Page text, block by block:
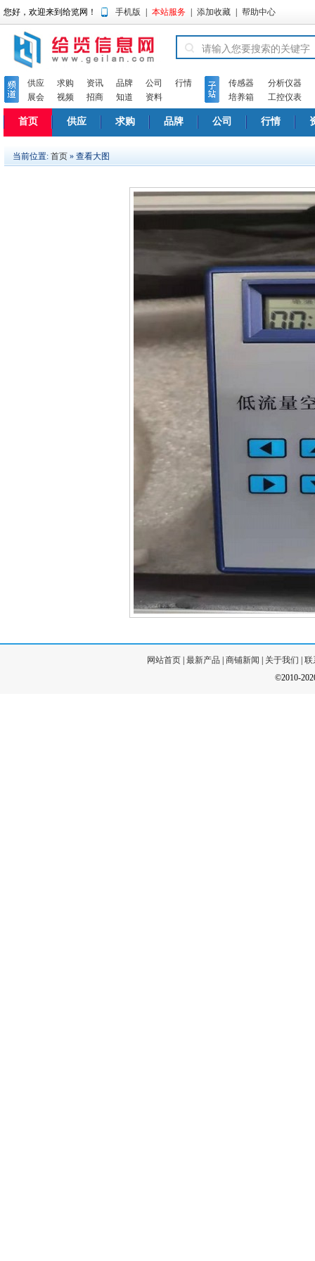
您好，欢迎来到给览网！ 手机版 本站服务 添加收藏 帮助中心
供应 求购 资讯 品牌 公司
行情
展会
视频 招商 知道 资料
传感器
分析仪器
培养箱
工控仪表
首页 供应 求购 品牌 公司 行情
当前位置: 首页 » 查看大图
网站首页| 最新产品 商铺新闻 关于我们
联
©2010-